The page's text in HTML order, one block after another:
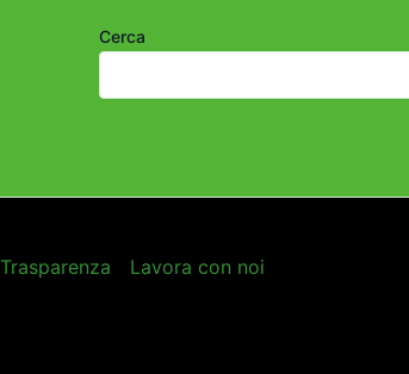
Cerca
Trasparenza Lavora con noi